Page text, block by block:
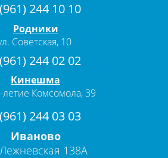
244 10 10
Родники
Советская, 10
244 02 02
Кинешма
летие Комсомола, 39
244 03 03
Иваново
138А